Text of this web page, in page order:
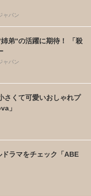
ャパン
弟“の活躍に期待！ 「殺
ャパン
さくて可愛いおしゃれプ
」
ラマをチェック「ABE